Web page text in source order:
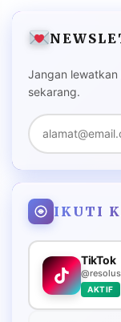
Jangan
sekarang.
IKUTI
TikTok
AKTIF